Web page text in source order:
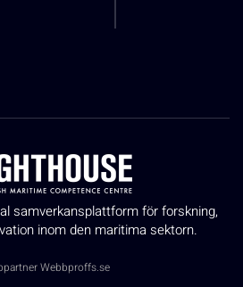
samverkansplattform för forskning,
inom den maritima sektorn.
Webbproffs.se